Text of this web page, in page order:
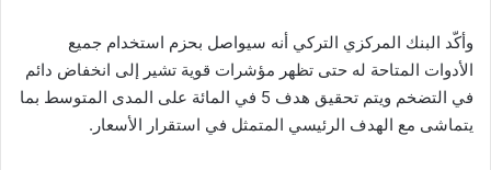
وأكّد البنك المركزي التركي أنه سيواصل بحزم استخدام جميع
الأدوات المتاحة له حتى تظهر مؤشرات قوية تشير إلى انخفاض دائم
في التضخم ويتم تحقيق هدف 5 في المائة على المدى المتوسط بما
يتماشى مع الهدف الرئيسي المتمثل في استقرار الأسعار.